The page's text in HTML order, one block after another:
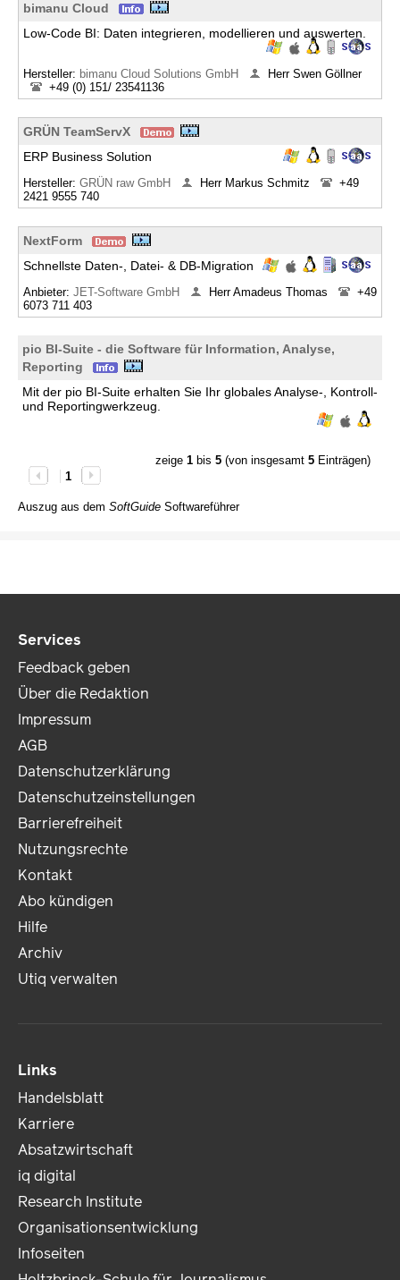
bimanu Cloud
Low-Code BI: Daten integrieren, modellieren und auswerten.
Hersteller: bimanu Cloud Solutions GmbH
Herr Swen Göllner
+49 (0) 151/ 23541136
GRÜN TeamServX
ERP Business Solution
Hersteller: GRÜN raw GmbH Herr Markus Schmitz
+49
2421 9555 740
NextForm
Schnellste Daten-, Datei- & DB-Migration
Anbieter: JET-Software GmbH Herr Amadeus Thomas
+49
6073 711 403
pio BI-Suite - die Software für Information, Analyse,
Reporting
Mit der pio BI-Suite erhalten Sie Ihr globales Analyse-, Kontroll-
und Reportingwerkzeug.
zeige 1bis 5(von insgesamt 5Einträgen)
1
Auszug aus dem SoftGuide Softwareführer
Services
Feedback geben
Über die Redaktion
Impressum
AGB
Datenschutzerklärung
Datenschutzeinstellungen
Barrierefreiheit
Nutzungsrechte
Kontakt
Abo kündigen
Hilfe
Archiv
Utiq verwalten
Links
Handelsblatt
Karriere
Absatzwirtschaft
iq digital
Research Institute
Organisationsentwicklung
Infoseiten